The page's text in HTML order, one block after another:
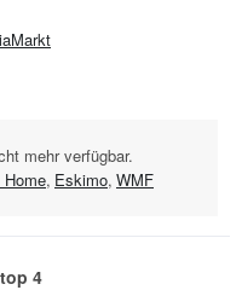
mehr verfügbar.
Home, Eskimo, WMF
4